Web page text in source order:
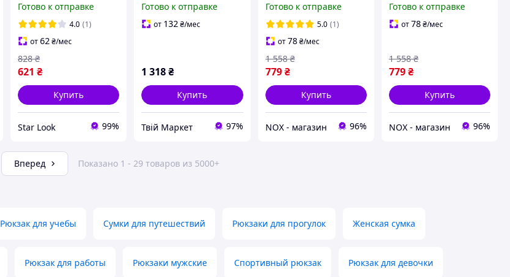
использования для
активного отдыха
прогулки на каждый
день
Готово к отправке
4.0 (1)
от62₴/мес
621 ₴
828 ₴
Купить
Star Look 99%
черный рюкзак для
мужчин Комфортный
Готово к отправке
от 132₴/мес
1 318₴
Купить
Твій Маркет 97%
Качественный
удобный рюкзак
(Влагостойкий,
45х31х16 см), XTM
Готово к отправке
5.0 (1)
от78 ₴/мес
779 ₴
1 558 ₴
Купить
NOX - магазин 96%
рюкзаки молодежные,
NOX
Готово к отправке
от78₴/мес
779₴
1 558 ₴
Купить
NOX - магазин 96%
Вперед Показано 1 - 29 товаров из 5000+
Рюкзак для учебы Сумки для путешествий Рюкзаки для прогулок Женская сумка
Рюкзак для работы Рюкзаки мужские Спортивный рюкзак Рюкзак для девочки